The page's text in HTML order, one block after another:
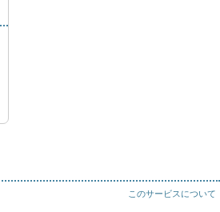
このサービスについて